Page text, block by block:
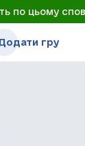
по цьому
гру